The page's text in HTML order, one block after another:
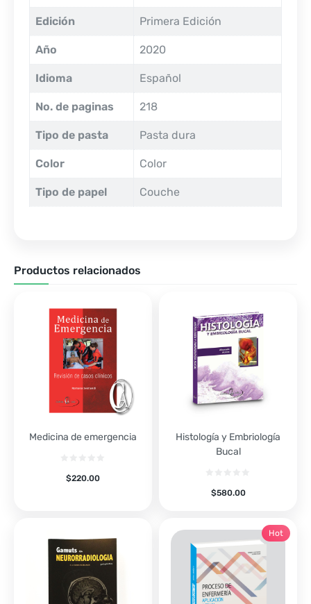
Edición Primera Edición
Año 2020
Idioma Español
No. de paginas 218
Tipo de pasta Pasta dura
Color Color
Tipo de papel Couche
Productos relacionados
Medicina de emergencia
$220.00
Histología y Embriología
Bucal
$580.00
Hot